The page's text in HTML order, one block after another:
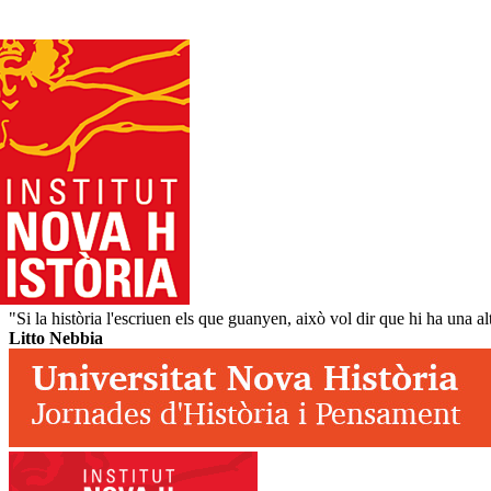
"Si la història l'escriuen els que guanyen, això vol dir que hi ha una
Litto Nebbia